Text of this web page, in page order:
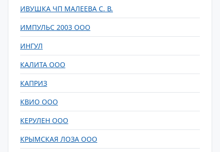
ИВУШКА ЧП МАЛЕЕВА С. В.
ИМПУЛЬС 2003 ООО
ИНГУЛ
КАЛИТА ООО
КАПРИЗ
КВИО ООО
КЕРУЛЕН ООО
КРЫМСКАЯ ЛОЗА ООО